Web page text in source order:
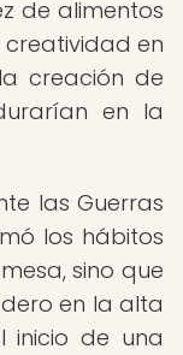
de alimentos
en
creación de
en la
las Guerras
los hábitos
sino que
en la alta
inicio de una